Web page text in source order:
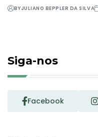
BYJULIANO BEPPLER DA SILVA
Siga-nos
Facebook